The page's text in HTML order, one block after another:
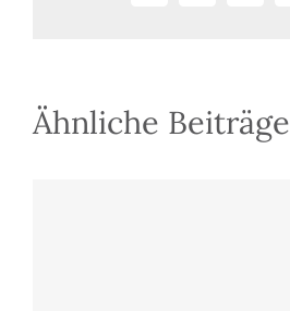
Ähnliche Beiträge